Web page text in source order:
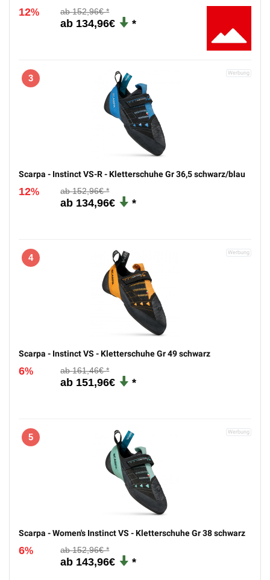
12% 152,96€
134,96€
3
Scarpa - Instinct VS-R - Kletterschuhe Gr 36,5 schwarz/blau
12% 152,96€
134,96€
4
Scarpa - Instinct VS - Kletterschuhe Gr 49 schwarz
6% 161,46€
151,96€
5
Scarpa - Women's Instinct VS - Kletterschuhe Gr 38 schwarz
6% 152,96€
143,96€